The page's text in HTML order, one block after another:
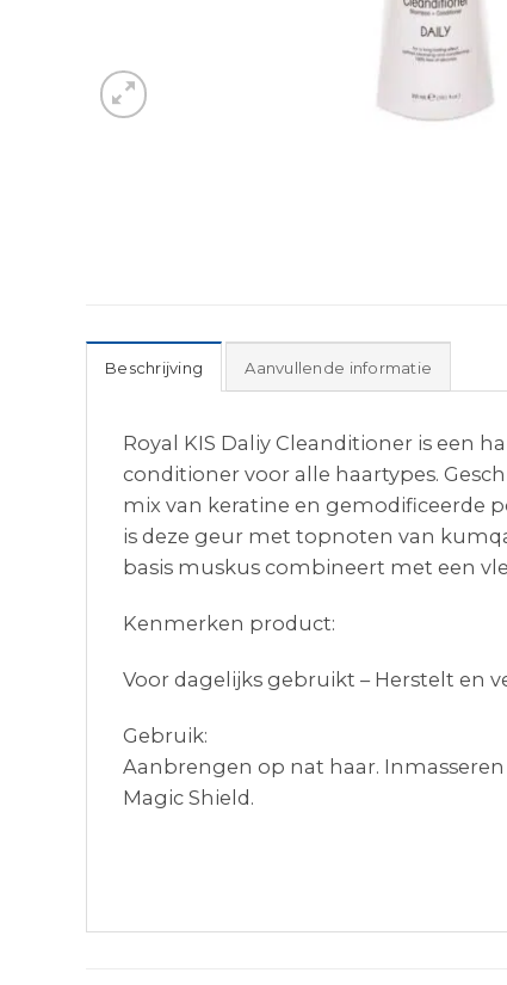
Beschrijving Aanvullende informatie
Royal KIS Daliy Cleanditioner is een
conditioner voor alle haartypes.
mix van keratine en gemodificeerde
is deze geur met topnoten van
basis muskus combineert met een
Kenmerken product:
Voor dagelijks gebruikt – Herstelt en
Gebruik:
Aanbrengen op nat haar.
Magic Shield.